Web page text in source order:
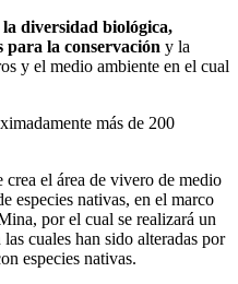
diversidad biológica,
para la conservación y la
y el medio ambiente en el cual
más de 200
crea el área de vivero de medio
especies nativas, en el marco
por el cual se realizará un
cuales han sido alteradas por
especies nativas.